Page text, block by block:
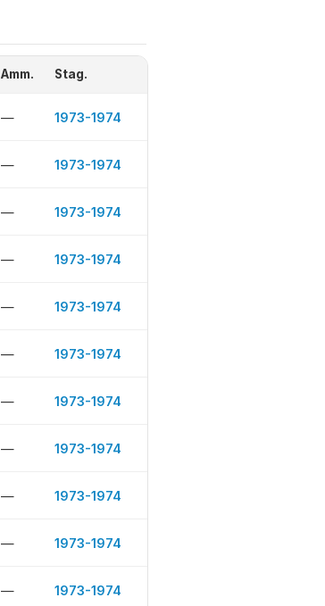
Amm. Stag.
— 1973-1974
— 1973-1974
— 1973-1974
— 1973-1974
— 1973-1974
— 1973-1974
— 1973-1974
— 1973-1974
— 1973-1974
— 1973-1974
— 1973-1974